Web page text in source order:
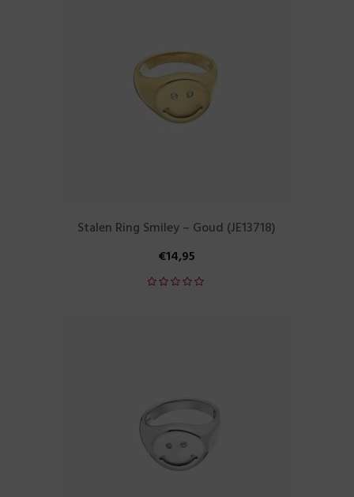
Stalen Ring Smiley – Goud (JE13718)
€14,95